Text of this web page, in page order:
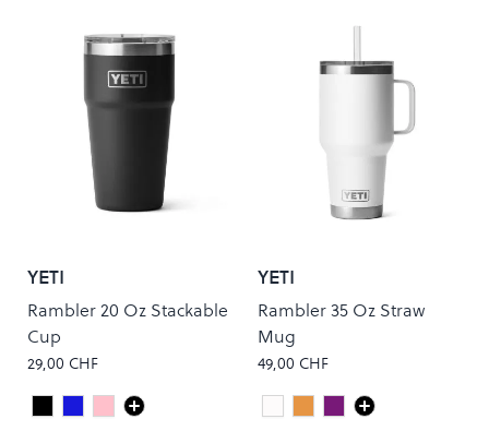
YETI
Rambler 20 Oz Stackable
Cup
29,00 CHF
Colour
BlackRoyal Blue
Tropical Pink
YETI
Rambler 35 Oz Straw
Mug
49,00 CHF
Colour
whitePeachUltra Violet